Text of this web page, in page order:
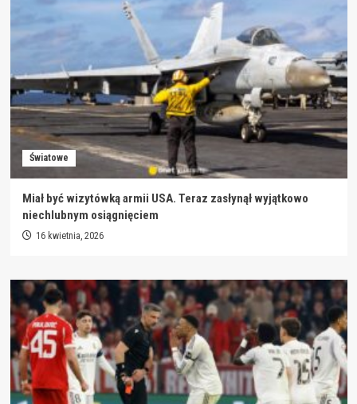
Światowe
Miał być wizytówką armii USA. Teraz zasłynął wyjątkowo
niechlubnym osiągnięciem
16 kwietnia, 2026